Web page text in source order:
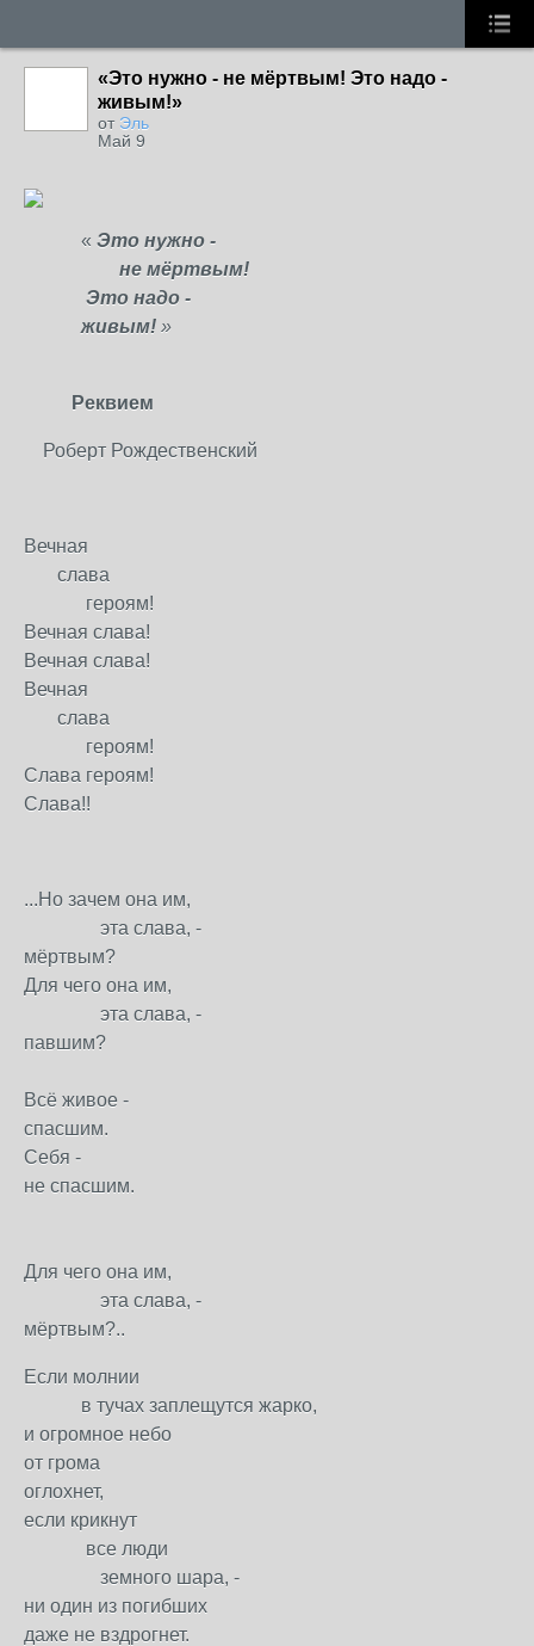
«Это нужно - не мёртвым! Это надо -
живым!»
от Эль
Май 9
« Это нужно -
не мёртвым!
Это надо -
живым! »
Реквием
Роберт Рождественский
Вечная
слава
героям!
Вечная слава!
Вечная слава!
Вечная
слава
героям!
Слава героям!
Слава!!
...Но зачем она им,
эта слава, -
мёртвым?
Для чего она им,
эта слава, -
павшим?
Всё живое -
спасшим.
Себя -
не спасшим.
Для чего она им,
эта слава, -
мёртвым?..
Если молнии
в тучах заплещутся жарко,
и огромное небо
от грома
оглохнет,
если крикнут
все люди
земного шара, -
ни один из погибших
даже не вздрогнет.